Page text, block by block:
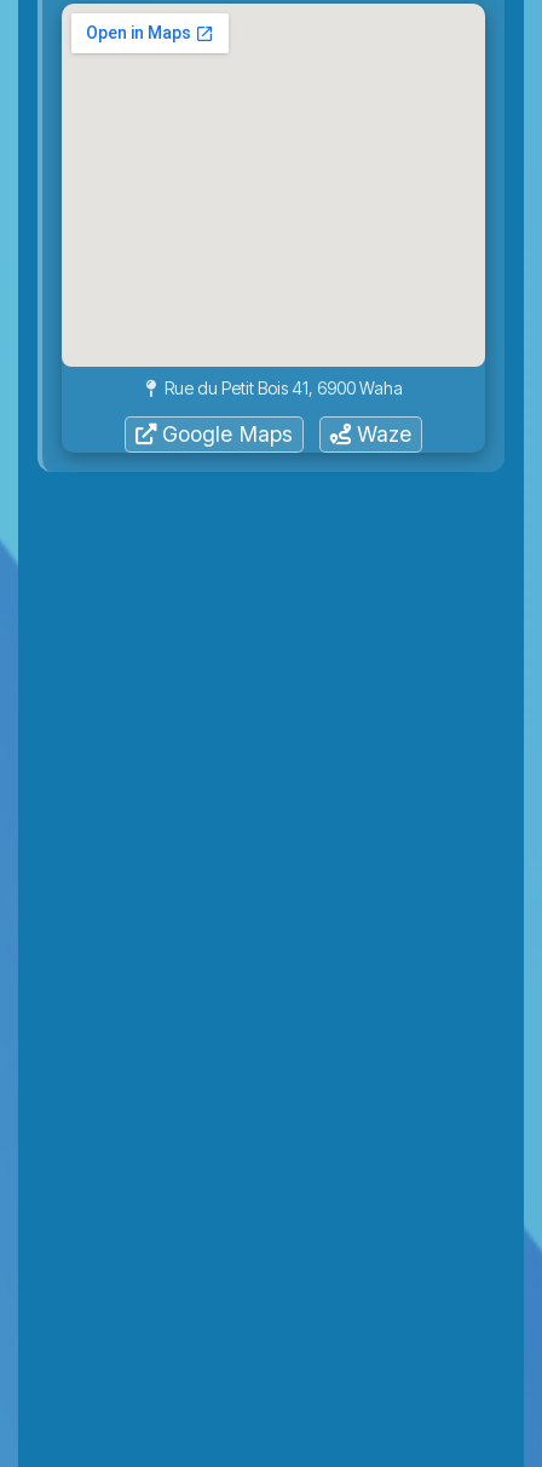
Rue du Petit Bois 41, 6900 Waha
Google Maps Waze